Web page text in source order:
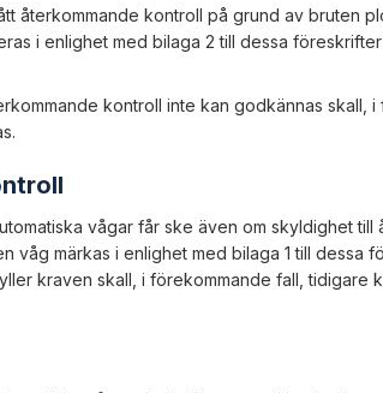
återkommande kontroll på grund av bruten
i enlighet med bilaga 2 till dessa
kontroll inte kan godkännas skall,
vågar får ske även om skyldighet till
våg märkas i enlighet med bilaga 1 till dessa
kraven skall, i förekommande fall, tidigare